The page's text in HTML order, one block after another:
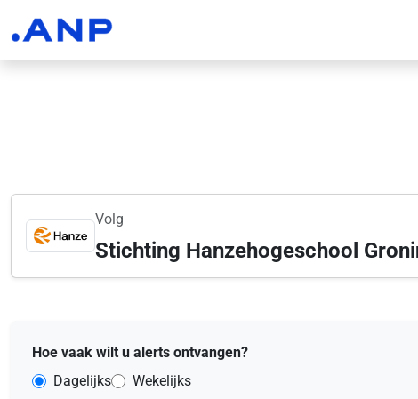
Volg
Stichting Hanzehogeschool
Hoe vaak wilt u alerts ontvangen?
Dagelijks
Wekelijks